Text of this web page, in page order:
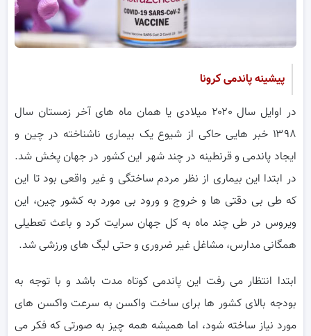
پیشینه پاندمی کرونا
در اوایل سال ۲۰۲۰ میلادی یا همان ماه های آخر زمستان سال
۱۳۹۸ خبر هایی حاکی از شیوع یک بیماری ناشناخته در چین و
ایجاد پاندمی و قرنطینه در چند شهر این کشور در جهان پخش شد.
در ابتدا این بیماری از نظر مردم ساختگی و غیر واقعی بود تا این
که طی بی دقتی ها و خروج و ورود بی مورد به کشور چین، این
ویروس در طی چند ماه به کل جهان سرایت کرد و باعث تعطیلی
همگانی مدارس، مشاغل غیر ضروری و حتی لیگ های ورزشی شد.
ابتدا انتظار می رفت این پاندمی کوتاه مدت باشد و با توجه به
بودجه بالای کشور ها برای ساخت واکسن به سرعت واکسن های
مورد نیاز ساخته شود، اما همیشه همه چیز به صورتی که فکر می